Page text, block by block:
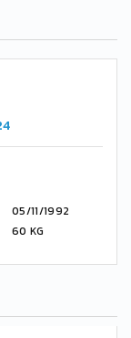
05/11/1992
60 KG